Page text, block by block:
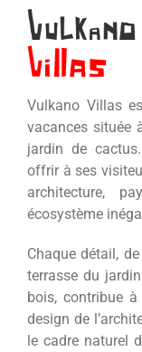
Vulkano Villas
vacances située
jardin de
offrir à ses
architecture,
écosystème
Chaque détail,
terrasse du
bois, contribue
design de
le cadre naturel